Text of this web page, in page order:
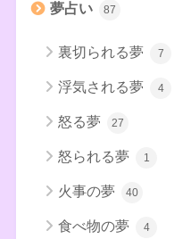
夢占い 87
裏切られる夢 7
浮気される夢 4
怒る夢 27
怒られる夢 1
火事の夢 40
食べ物の夢 4